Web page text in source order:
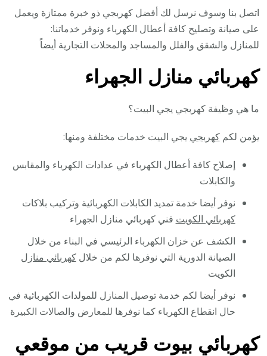
اتصل بنا وسوف نرسل لك أفضل كهربجي ذو خبرة ممتازة ويعمل
على صيانة وتصليح كافة أعطال الكهرباء ونوفر خدماتنا:
للمنازل والشقق والفلل والمساجد والمحلات التجارية أيضاً
كهربائي منازل الجهراء
ما هي وظيفة كهربجي يجي البيت؟
يؤمن لكمكهربجي يجي البيت خدمات مختلفة ومنها:
إصلاح كافة أعطال الكهرباء في عدادات الكهرباء والمقابس
والكابلات
نوفر أيضا خدمة تمديد الكابلات الكهربائية وتركيب بلاكات
كهربائي الكويت فني كهربائي منازل الجهراء
الكشف عن خزان الكهرباء الرئيسي في البناء من خلال
الصيانة الدورية التي نوفرها لكم من خلالكهربائي منازل
الكويت
نوفر أيضا لكم خدمة توصيل المنازل للمولدات الكهربائية في
حال انقطاع الكهرباء كما نوفرها للمعارض والصالات الكبيرة
كهربائي بيوت قريب من موقعي